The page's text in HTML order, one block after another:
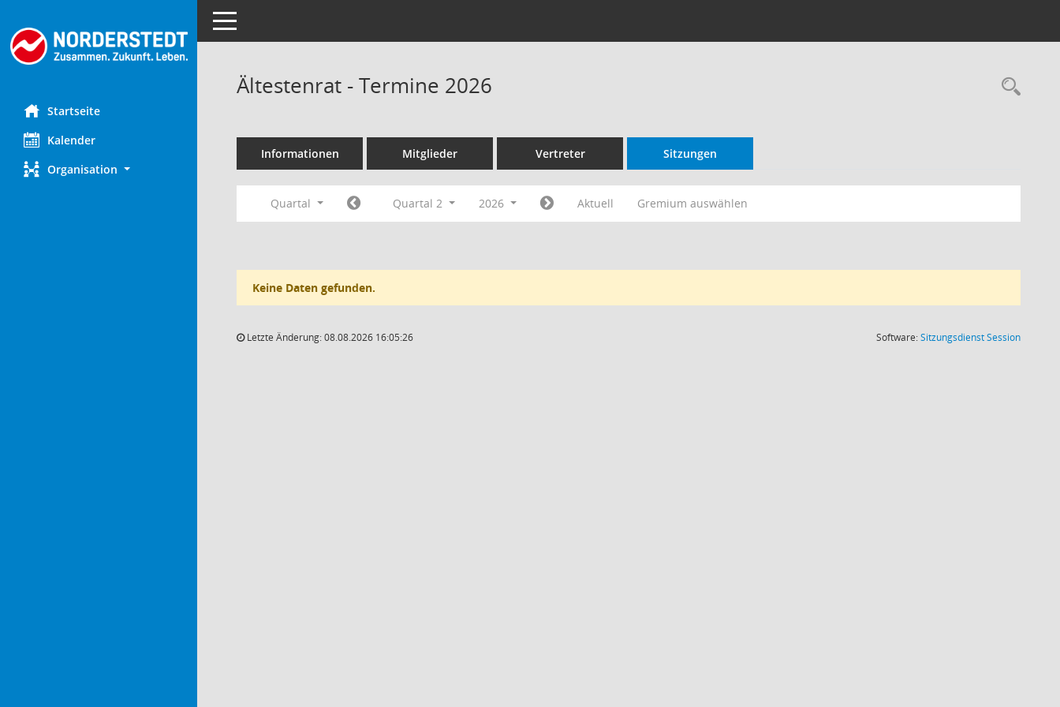
Startseite
Kalender
Organisation
Toggle navigation
Ältestenrat - Termine 2026
Informationen Mitglieder Vertreter Sitzungen
Quartal Quartal 2 2026 Aktuell Gremium auswählen
Keine Daten gefunden.
Letzte Änderung: 08.08.2026 16:05:26 Software:SitzungsdienstSession(Wird in